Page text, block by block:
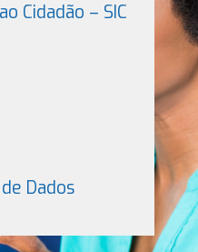
Cidadão – SIC
Dados